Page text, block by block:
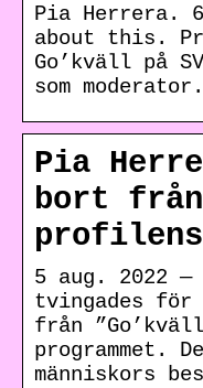
Pia Herrera.
about this.
Go’kväll på
som moderator.
Pia
bort från
5 aug. 2022 —
tvingades för
från
programmet.
människors